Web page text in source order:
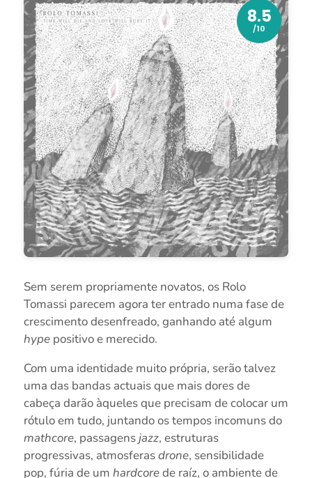
8.5
/10
Sem serem propriamente novatos, os Rolo
Tomassi parecem agora ter entrado numa fase de
crescimento desenfreado, ganhando até algum
hypepositivo e merecido.
Com uma identidade muito própria, serão talvez
uma das bandas actuais que mais dores de
cabeça darão àqueles que precisam de colocar um
rótulo em tudo, juntando os tempos incomuns do
mathcore, passagensjazz, estruturas
progressivas, atmosferasdrone, sensibilidade
pop, fúria de um hardcorede raíz, o ambiente de